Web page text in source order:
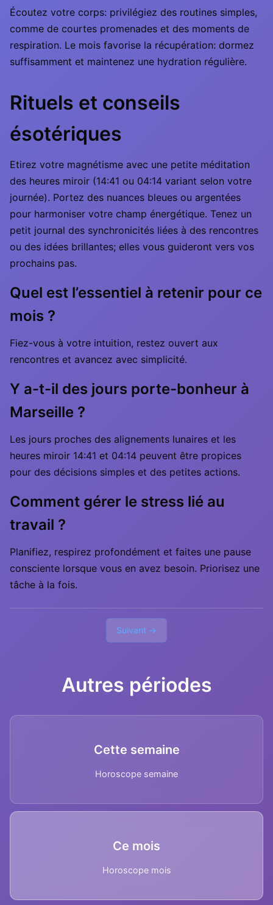
Écoutez votre corps: privilégiez des routines simples,
comme de courtes promenades et des moments de
respiration. Le mois favorise la récupération: dormez
suffisamment et maintenez une hydration régulière.
Rituels et conseils
ésotériques
Etirez votre magnétisme avec une petite méditation
des heures miroir (14:41 ou 04:14 variant selon votre
journée). Portez des nuances bleues ou argentées
pour harmoniser votre champ énergétique. Tenez un
petit journal des synchronicités liées à des rencontres
ou des idées brillantes; elles vous guideront vers vos
prochains pas.
Quel est l’essentiel à retenir pour ce
mois ?
Fiez-vous à votre intuition, restez ouvert aux
rencontres et avancez avec simplicité.
Y a-t-il des jours porte-bonheur à
Marseille ?
Les jours proches des alignements lunaires et les
heures miroir 14:41 et 04:14 peuvent être propices
pour des décisions simples et des petites actions.
Comment gérer le stress lié au
travail ?
Planifiez, respirez profondément et faites une pause
consciente lorsque vous en avez besoin. Priorisez une
tâche à la fois.
Suivant →
Autres périodes
Cette semaine
Horoscope semaine
Ce mois
Horoscope mois